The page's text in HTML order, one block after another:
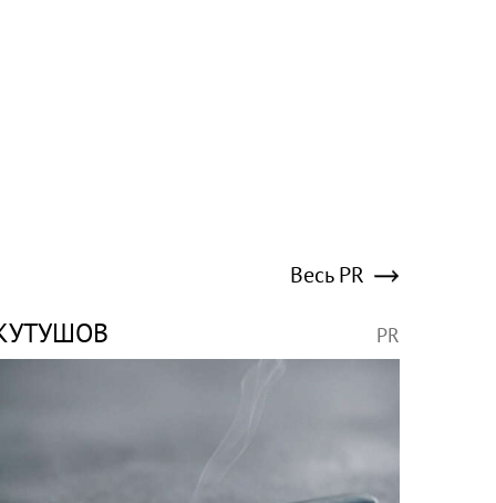
Весь PR
PR